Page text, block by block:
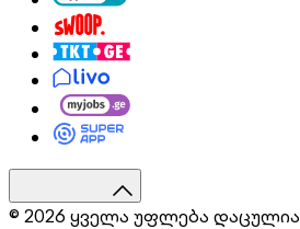
© 2026 ყველა უფლება დაცულია